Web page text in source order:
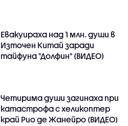
Евакуираха над 1 млн. души в
Източен Китай заради
тайфуна "Долфин" (ВИДЕО)
Четирима души загинаха при
катастрофа с хеликоптер
край Рио де Жанейро (ВИДЕО)